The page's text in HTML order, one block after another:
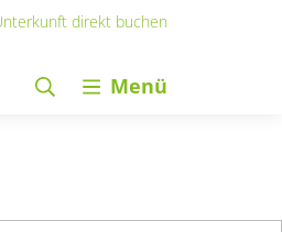
direkt buchen
Menü